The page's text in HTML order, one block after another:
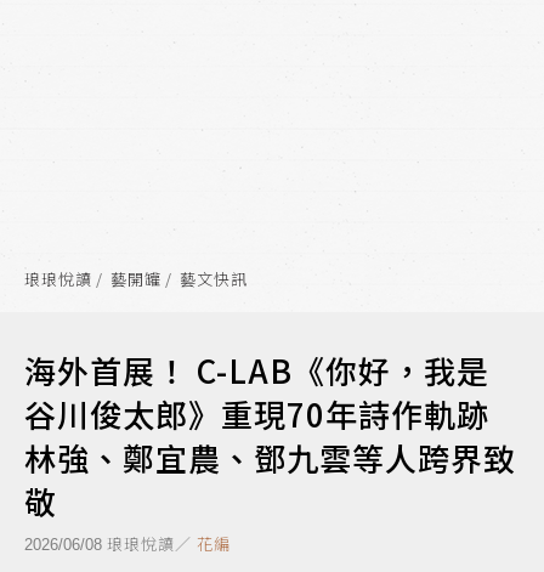
琅琅悅讀 藝開罐 藝文快訊
海外首展！ C-LAB《你好，我是
谷川俊太郎》重現70年詩作軌跡
林強、鄭宜農、鄧九雲等人跨界致
敬
2026/06/08 琅琅悅讀／ 花編